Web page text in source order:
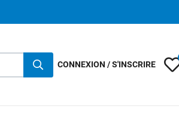
CONNEXION / S'INSCRIRE